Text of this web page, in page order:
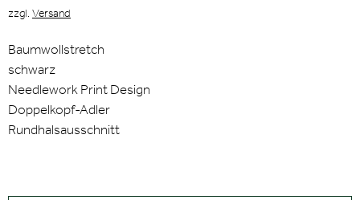
zzgl. Versand
Baumwollstretch
schwarz
Needlework Print Design
Doppelkopf-Adler
Rundhalsausschnitt